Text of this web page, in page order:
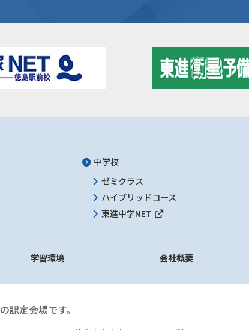
中学校
ゼミクラス
ハイブリッドコース
東進中学NET
学習環境 会社概要
の認定会場です。